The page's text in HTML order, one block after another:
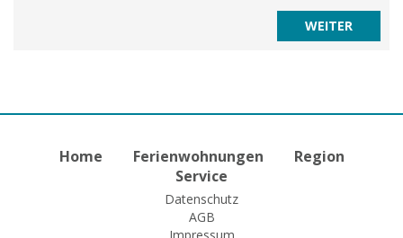
Home Ferienwohnungen
Region
Service
Datenschutz
AGB